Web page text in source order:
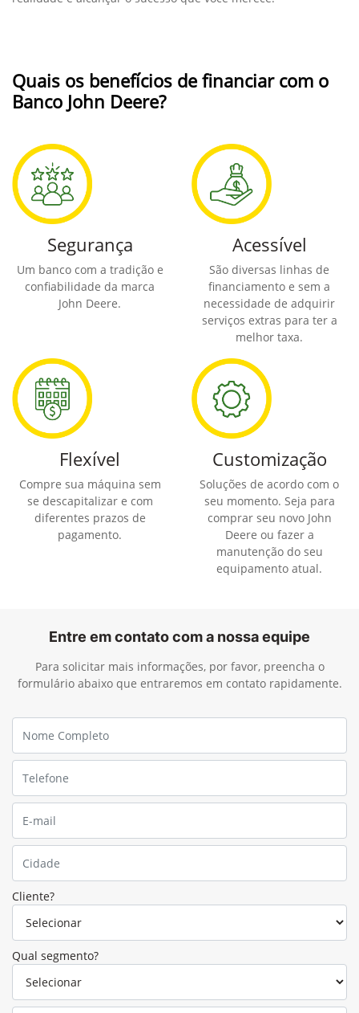
Quais os benefícios de financiar com o
Banco John Deere?
Segurança
Um banco com a tradição e
confiabilidade da marca
John Deere.
Acessível
São diversas linhas de
financiamento e sem a
necessidade de adquirir
serviços extras para ter a
melhor taxa.
Flexível
Compre sua máquina sem
se descapitalizar e com
diferentes prazos de
pagamento.
Customização
Soluções de acordo com o
seu momento. Seja para
comprar seu novo John
Deere ou fazer a
manutenção do seu
equipamento atual.
Entre em contato com a nossa equipe
Para solicitar mais informações, por favor, preencha o
formulário abaixo que entraremos em contato rapidamente.
Cliente?
Qual segmento?